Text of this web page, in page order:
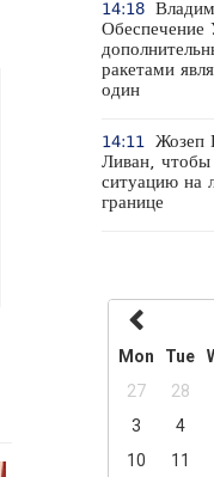
14:18
Обеспечение
ракетами
один
14:11
Жозеп
Ливан,
ситуацию на
границе
Mon
Tue
27
28
3
4
10
11